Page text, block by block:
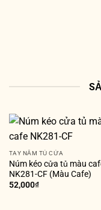
TAY NẮM TỦ CỬA
Núm kéo cửa tủ màu
NK281-CF (Màu Cafe)
52,000₫